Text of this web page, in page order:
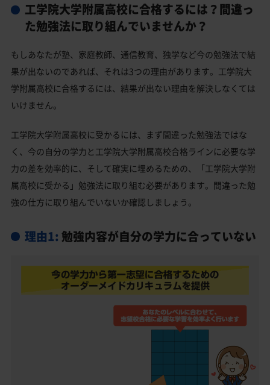
工学院大学附属高校合格するには内申点と偏差値両方が
必要
工学院大学附属高校卒業生の主な大学進学実績
国公立大学
海外大学
工学院大学附属高校と偏差値が近い公立高校一覧
工学院大学附属高校と偏差値が近い私立・国立高校
一覧
八王子市の他の公立高校
八王子市の他の私立高校
工学院大学附属高校に合格するには？間違っ
た勉強法に取り組んでいませんか？
もしあなたが塾、家庭教師、通信教育、独学など今の勉強法で結
果が出ないのであれば、それは3つの理由があります。工学院大
学附属高校に合格するには、結果が出ない理由を解決しなくては
いけません。
工学院大学附属高校に受かるには、まず間違った勉強法ではな
く、今の自分の学力と工学院大学附属高校合格ラインに必要な学
力の差を効率的に、そして確実に埋めるための、「工学院大学附
属高校に受かる」勉強法に取り組む必要があります。間違った勉
強の仕方に取り組んでいないか確認しましょう。
理由1: 勉強内容が自分の学力に合っていない